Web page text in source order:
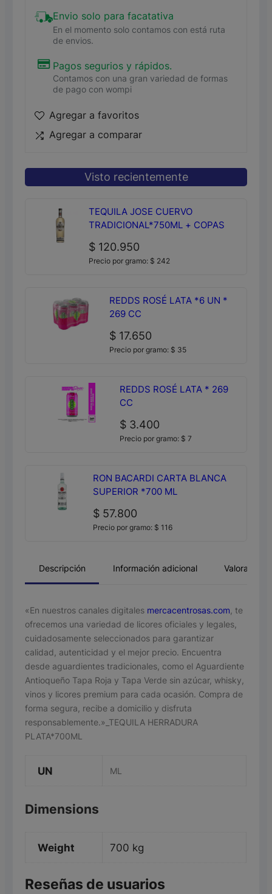
Envio solo para facatativa
En el momento solo contamos con está ruta
de envios.
Pagos segurios y rápidos.
Contamos con una gran variedad de formas
de pago con wompi
Agregar a favoritos
Agregar a comparar
Visto recientemente
TEQUILA JOSE CUERVO
TRADICIONAL*750ML + COPAS
$ 120.950
Precio por gramo: $ 242
REDDS ROSÉ LATA *6 UN *
269 CC
$ 17.650
Precio por gramo: $ 35
REDDS ROSÉ LATA * 269
CC
$ 3.400
Precio por gramo: $ 7
RON BACARDI CARTA BLANCA
SUPERIOR *700 ML
$57.800
Precio por gramo: $ 116
Descripción Información adicional
«En nuestros canales digitales mercacentrosas.com , te
ofrecemos una variedad de licores oficiales y legales,
cuidadosamente seleccionados para garantizar
calidad, autenticidad y el mejor precio. Encuentra
desde aguardientes tradicionales, como el Aguardiente
Antioqueño Tapa Roja y Tapa Verde sin azúcar, whisky,
vinos y licores premium para cada ocasión. Compra de
forma segura, recibe a domicilio y disfruta
responsablemente.»_TEQUILA HERRADURA
PLATA*700ML
UN ML
Dimensions
Weight 700 kg
Reseñas de usuarios